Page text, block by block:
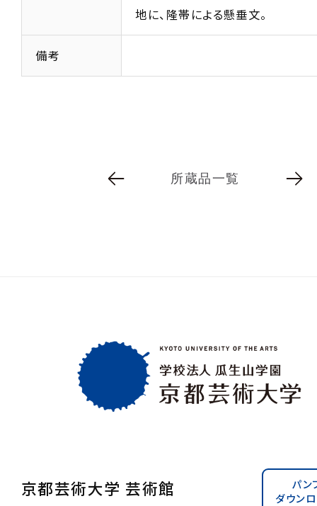
地に、隆帯による懸垂文。
備考
所蔵品一覧
京都芸術大学 芸術館
パン
ダウン